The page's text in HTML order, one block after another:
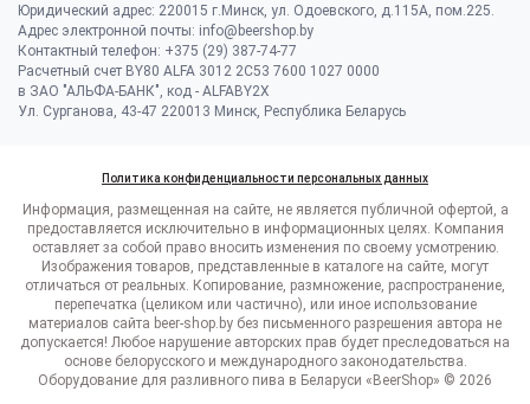
Юридический адрес: 220015 г.Минск, ул. Одоевского, д.115А, пом.225.
Адрес электронной почты: info@beershop.by
Контактный телефон: +375 (29) 387-74-77
Расчетный счет BY80 ALFA 3012 2C53 7600 1027 0000
в ЗАО "АЛЬФА-БАНК", код - ALFABY2X
Ул. Сурганова, 43-47 220013 Минск, Республика Беларусь
Политика конфиденциальности персональных данных
Информация, размещенная на сайте, не является публичной офертой, а
предоставляется исключительно в информационных целях. Компания
оставляет за собой право вносить изменения по своему усмотрению.
Изображения товаров, представленные в каталоге на сайте, могут
отличаться от реальных. Копирование, размножение, распространение,
перепечатка (целиком или частично), или иное использование
материалов сайта beer-shop.by без письменного разрешения автора не
допускается! Любое нарушение авторских прав будет преследоваться на
основе белорусского и международного законодательства.
Оборудование для разливного пива в Беларуси «BeerShop» © 2026